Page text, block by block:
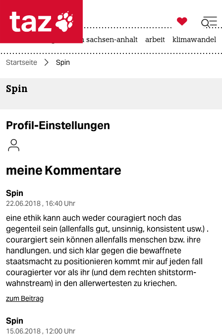

themen
kultur
sport
berlin
nord
wahrheit
verlag
veranstaltungen

taz zahl ich
landtagswahl in sachsen-anhalt arbeit klimawandel
Startseite Spin
Spin
Profil-Einstellungen
meine Kommentare
Spin
22.06.2018 , 16:40 Uhr
eine ethik kann auch weder couragiert noch das
gegenteil sein (allenfalls gut, unsinnig, konsistent usw.) .
courargiert sein können allenfalls menschen bzw. ihre
handlungen. und sich klar gegen die bewaffnete
staatsmacht zu positionieren kommt mir auf jeden fall
couragierter vor als ihr (und dem rechten shitstorm-
wahnstream) in den allerwertesten zu kriechen.
zum Beitrag
Spin
15.06.2018 , 12:00 Uhr